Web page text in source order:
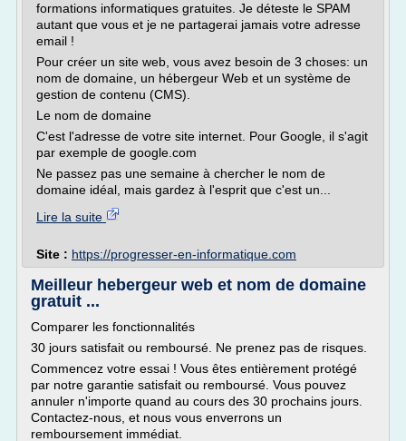
formations informatiques gratuites. Je déteste le SPAM
autant que vous et je ne partagerai jamais votre adresse
email !
Pour créer un site web, vous avez besoin de 3 choses: un
nom de domaine, un hébergeur Web et un système de
gestion de contenu (CMS).
Le nom de domaine
C'est l'adresse de votre site internet. Pour Google, il s'agit
par exemple de google.com
Ne passez pas une semaine à chercher le nom de
domaine idéal, mais gardez à l'esprit que c'est un...
Lire la suite
Site : https://progresser-en-informatique.com
Meilleur hebergeur web et nom de domaine
gratuit ...
Comparer les fonctionnalités
30 jours satisfait ou remboursé. Ne prenez pas de risques.
Commencez votre essai ! Vous êtes entièrement protégé
par notre garantie satisfait ou remboursé. Vous pouvez
annuler n'importe quand au cours des 30 prochains jours.
Contactez-nous, et nous vous enverrons un
remboursement immédiat.